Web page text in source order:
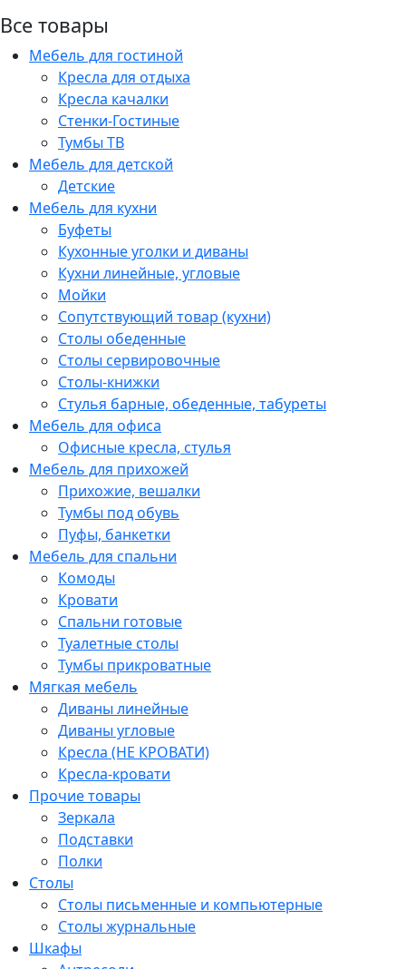
Все товары
Мебель для гостиной
Кресла для отдыха
Кресла качалки
Стенки-Гостиные
Тумбы ТВ
Мебель для детской
Детские
Мебель для кухни
Буфеты
Кухонные уголки и диваны
Кухни линейные, угловые
Мойки
Сопутствующий товар (кухни)
Столы обеденные
Столы сервировочные
Столы-книжки
Стулья барные, обеденные, табуреты
Мебель для офиса
Офисные кресла, стулья
Мебель для прихожей
Прихожие, вешалки
Тумбы под обувь
Пуфы, банкетки
Мебель для спальни
Комоды
Кровати
Спальни готовые
Туалетные столы
Тумбы прикроватные
Мягкая мебель
Диваны линейные
Диваны угловые
Кресла (НЕ КРОВАТИ)
Кресла-кровати
Прочие товары
Зеркала
Подставки
Полки
Столы
Столы письменные и компьютерные
Столы журнальные
Шкафы